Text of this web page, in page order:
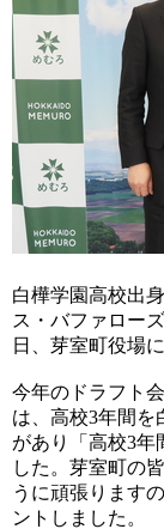
白樺学園高校出
ス・バファロー
日、芽室町役場
今年のドラフト
は、高校3年間を
があり「高校3年
した。芽室町の
うに頑張ります
ントしました。